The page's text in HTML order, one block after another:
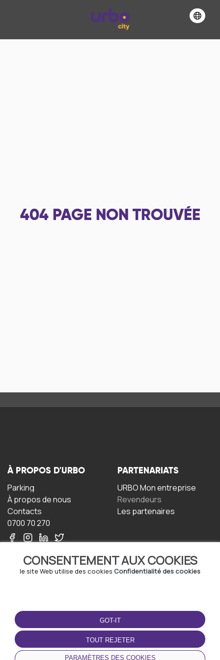
404 PAGE NON TROUVÉE
CONSENTEMENT AUX COOKIES
le site Web utilise des cookies Confidentialité des cookies
GOT-IT
TOUT REJETER
PARAMÈTRES DES COOKIES
À PROPOS D'URBO
Parking
À propos de nous
Contacts
0700 70 270
PARTENARIATS
URBO Mon entreprise
Revendeurs
Les partenaires
TERMS-OF-USE
Termes et conditions
Politique de confidentialité
Politique relative aux
cookies
TÉLÉCHARGEZ
L'APPLICATION